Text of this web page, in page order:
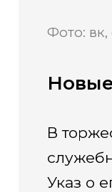
Фото:
В
Указ о